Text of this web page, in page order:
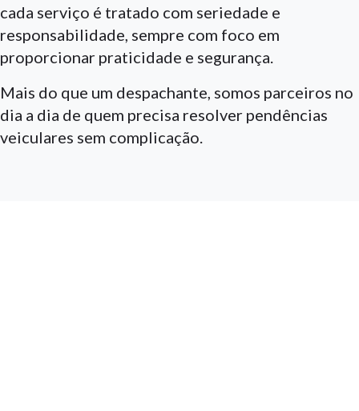
cada serviço é tratado com seriedade e
responsabilidade, sempre com foco em
proporcionar praticidade e segurança.
Mais do que um despachante, somos parceiros no
dia a dia de quem precisa resolver pendências
veiculares sem complicação.